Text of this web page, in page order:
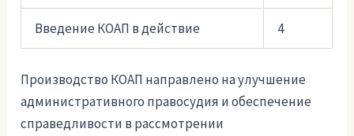
Введение КОАП в действие 4
Производство КОАП направлено на улучшение
административного правосудия и обеспечение
справедливости в рассмотрении